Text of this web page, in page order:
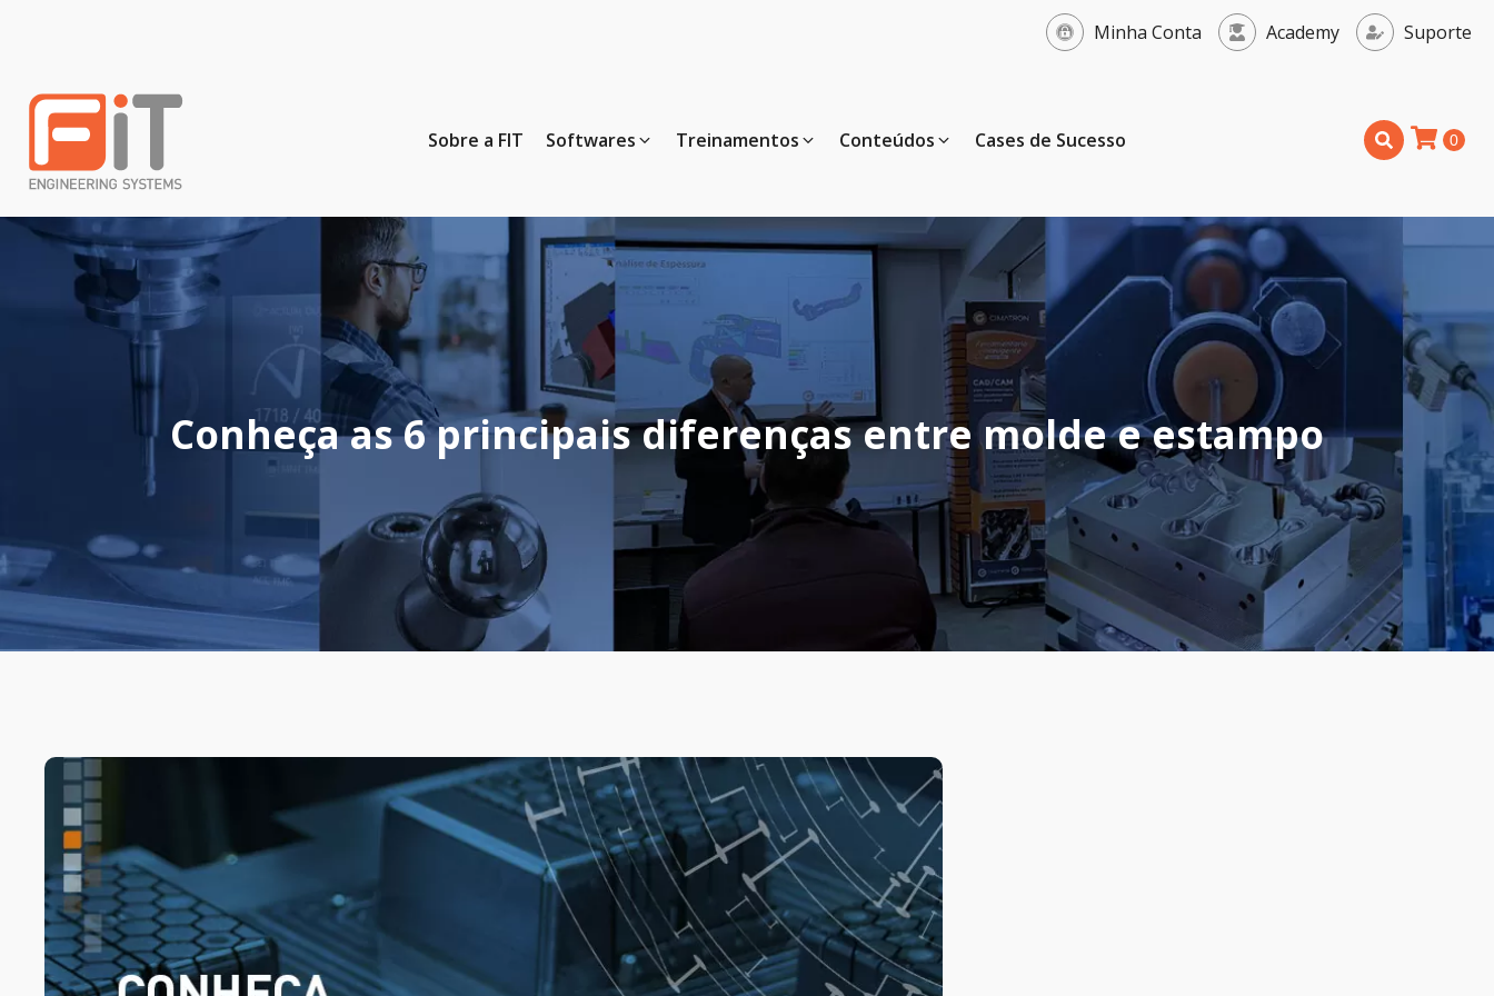
Minha Conta Academy Suporte
Sobre a FIT Softwares Treinamentos Conteúdos Cases de Sucesso
Conheça as 6 principais diferenças entre molde e estampo